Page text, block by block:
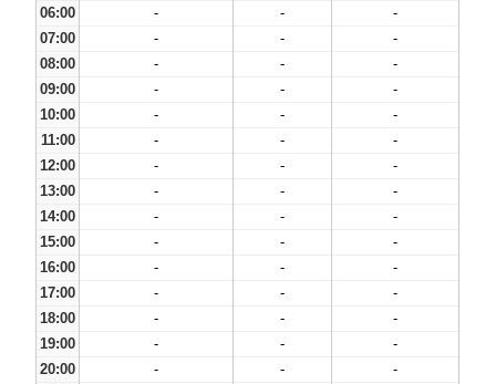
06:00
- -
-
07:00
- -
-
08:00
- -
-
09:00
- -
-
10:00
- -
-
11:00
- -
-
12:00
- -
-
13:00
- -
-
14:00
- -
-
15:00
- -
-
16:00
- -
-
17:00
- -
-
18:00
- -
-
19:00
- -
-
20:00
- -
-